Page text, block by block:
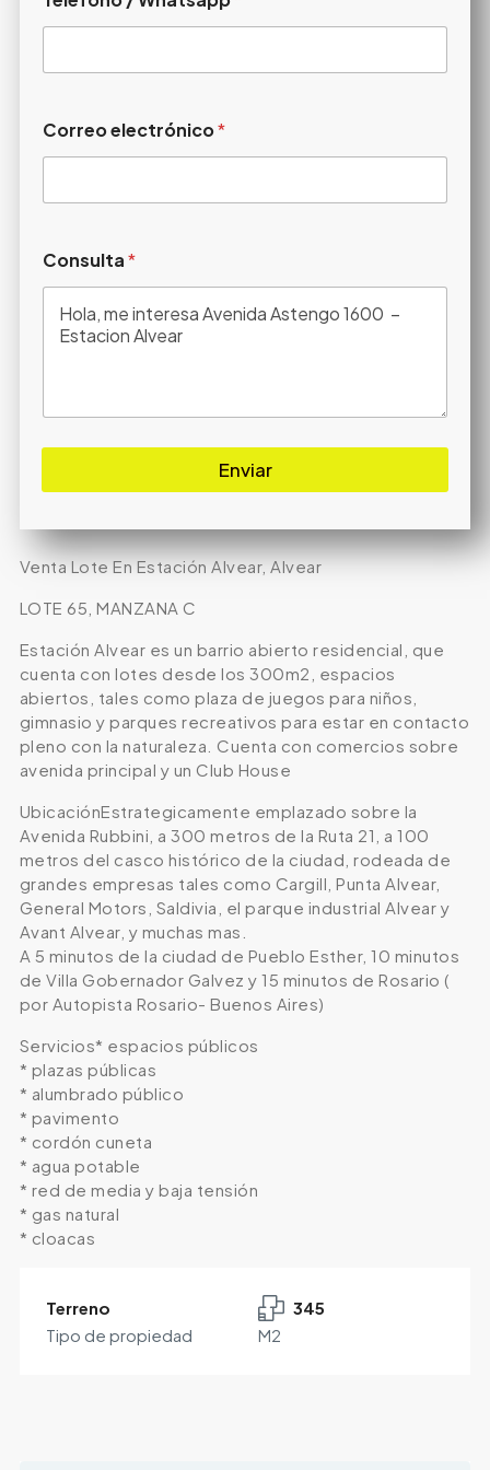
Correo electrónico*
Consulta*
Enviar
Venta Lote En Estación Alvear, Alvear
LOTE 65, MANZANA C
Estación Alvear es un barrio abierto residencial, que
cuenta con lotes desde los 300m2, espacios
abiertos, tales como plaza de juegos para niños,
gimnasio y parques recreativos para estar en contacto
pleno con la naturaleza. Cuenta con comercios sobre
avenida principal y un Club House
UbicaciónEstrategicamente emplazado sobre la
Avenida Rubbini, a 300 metros de la Ruta 21, a 100
metros del casco histórico de la ciudad, rodeada de
grandes empresas tales como Cargill, Punta Alvear,
General Motors, Saldivia, el parque industrial Alvear y
Avant Alvear, y muchas mas.
A 5 minutos de la ciudad de Pueblo Esther, 10 minutos
de Villa Gobernador Galvez y 15 minutos de Rosario (
por Autopista Rosario- Buenos Aires)
Servicios* espacios públicos
* plazas públicas
* alumbrado público
* pavimento
* cordón cuneta
* agua potable
* red de media y baja tensión
* gas natural
* cloacas
Terreno
Tipo de propiedad
345
M2